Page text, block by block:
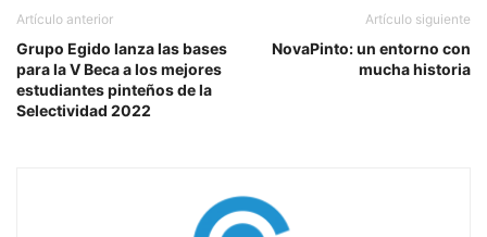
Artículo anterior
Grupo Egido lanza las bases
para la V Beca a los mejores
estudiantes pinteños de la
Selectividad 2022
Artículo siguiente
NovaPinto: un entorno con
mucha historia